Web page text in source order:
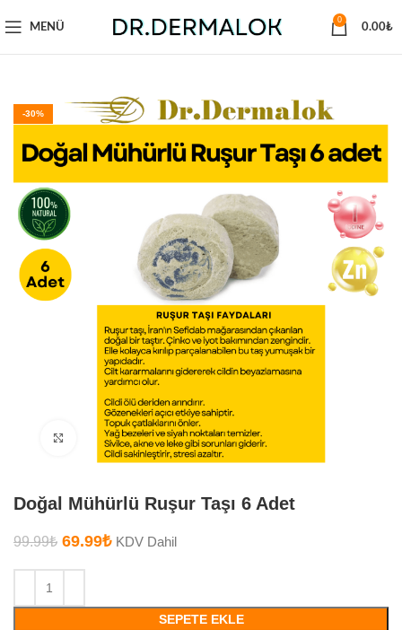
MENÜ
0
0.00₺
-30%
Büyütmek için tıklayın
Doğal Mühürlü Ruşur Taşı 6 Adet
99.99₺ 69.99₺ KDV Dahil
SEPETE EKLE